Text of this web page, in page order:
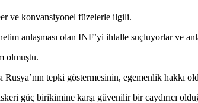
ve konvansiyonel füzelerle ilgili.
anlaşması olan INF’yi ihlalle suçluyorlar ve
olmuştu.
tepki göstermesinin, egemenlik hakkı
güç birikimine karşı güvenilir bir caydırıcı